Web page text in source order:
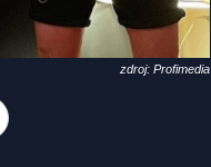
zdroj: Profimedia